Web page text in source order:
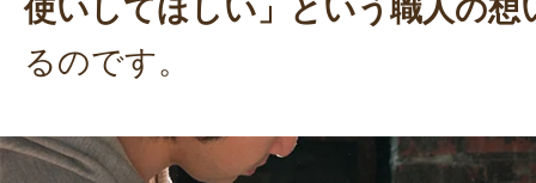
使いしてほしい」という職人の想
るのです。